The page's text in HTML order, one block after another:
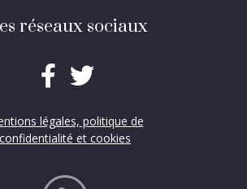
réseaux sociaux
légales, politique de
confidentialité et cookies